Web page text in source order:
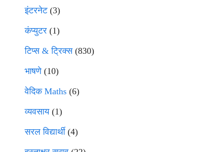
इंटरनेट(3)
कंप्युटर (1)
टिप्स & ट्रिक्स(830)
भाषणे(10)
वेदिक Maths (6)
व्यवसाय(1)
सरल विद्यार्थी(4)